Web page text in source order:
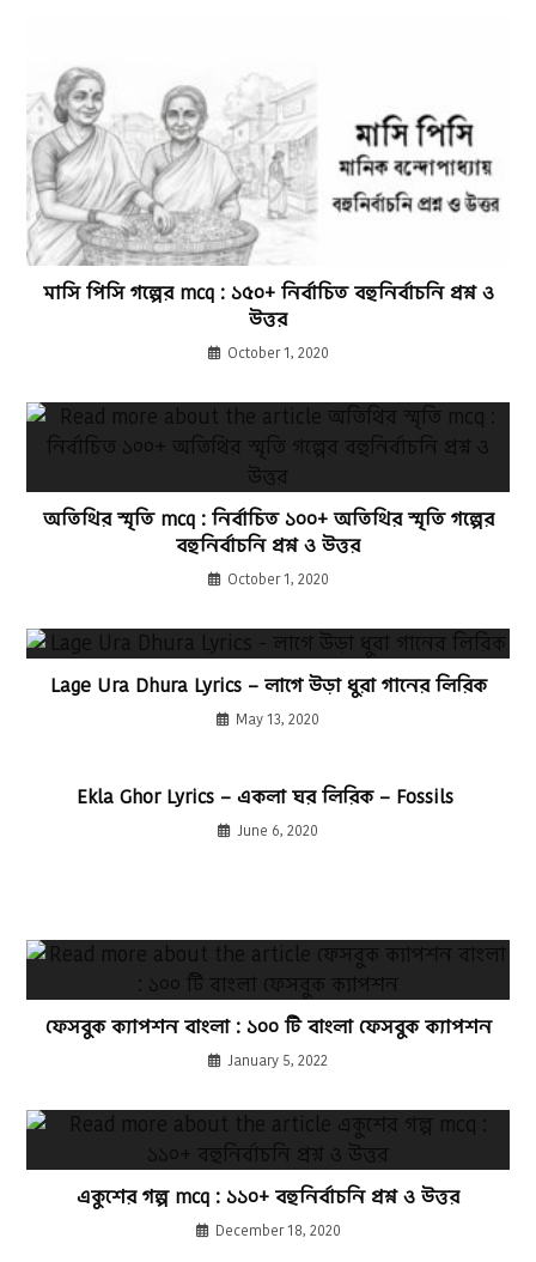
মাসি পিসি গল্পের mcq : ১৫০+ নির্বাচিত বহুনির্বাচনি প্রশ্ন ও
উত্তর
October 1, 2020
অতিথির স্মৃতি mcq : নির্বাচিত ১০০+ অতিথির স্মৃতি গল্পের
বহুনির্বাচনি প্রশ্ন ও উত্তর
October 1, 2020
Lage Ura Dhura Lyrics – লাগে উড়া ধুরা গানের লিরিক
May 13, 2020
Ekla Ghor Lyrics – একলা ঘর লিরিক – Fossils
June 6, 2020
ফেসবুক ক্যাপশন বাংলা : ১০০ টি বাংলা ফেসবুক ক্যাপশন
January 5, 2022
একুশের গল্প mcq : ১১০+ বহুনির্বাচনি প্রশ্ন ও উত্তর
December 18, 2020